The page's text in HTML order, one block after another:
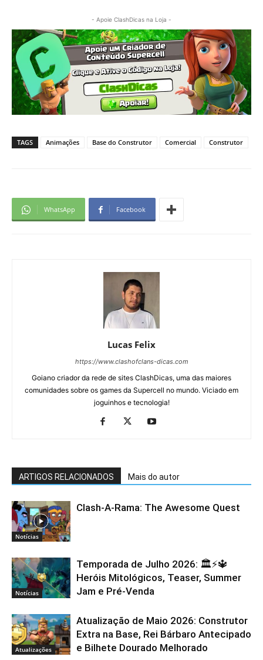
- Apoie ClashDicas na Loja -
TAGS Animações Base do Construtor Comercial Construtor
WhatsApp Facebook
Lucas Felix
https://www.clashofclans-dicas.com
Goiano criador da rede de sites ClashDicas, uma das maiores
comunidades sobre os games da Supercell no mundo. Viciado em
joguinhos e tecnologia!
ARTIGOS RELACIONADOS Mais do autor
Notícias
Clash-A-Rama: The Awesome Quest
Notícias
Temporada de Julho 2026: 🏛️⚡️🔱
Heróis Mitológicos, Teaser, Summer
Jam e Pré-Venda
Atualizações
Atualização de Maio 2026: Construtor
Extra na Base, Rei Bárbaro Antecipado
e Bilhete Dourado Melhorado